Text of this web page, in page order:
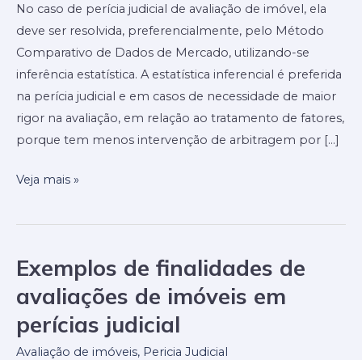
No caso de perícia judicial de avaliação de imóvel, ela
deve ser resolvida, preferencialmente, pelo Método
Comparativo de Dados de Mercado, utilizando-se
inferência estatística. A estatística inferencial é preferida
na perícia judicial e em casos de necessidade de maior
rigor na avaliação, em relação ao tratamento de fatores,
porque tem menos intervenção de arbitragem por […]
honorários
e
a
parte
propõem
sua
substituição
outro
avaliação
do
bem
por
Veja mais »
Exemplos de finalidades de
avaliações de imóveis em
perícias judicial
Avaliação de imóveis, Pericia Judicial
Exemplos
finalidades
de
avaliações